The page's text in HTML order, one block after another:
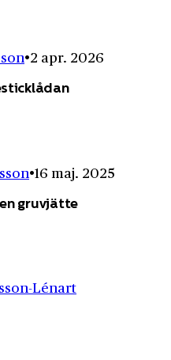
2 apr. 2026
16 maj. 2025
gruvjätte
Lénart